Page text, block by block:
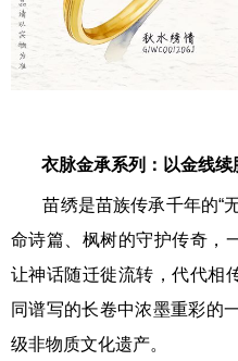
衣脉金承系列 ：以金线
苗绣是苗族传承千年的“无
命诗篇、枫树的守护传奇，
让神话随迁徙流转，代代相
同谱写的长卷中浓墨重彩的
级非物质文化遗产。